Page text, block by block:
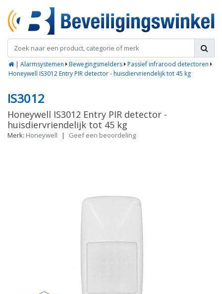
| Alarmsystemen Bewegingsmelders Passief infrarood detectoren
Honeywell IS3012 Entry PIR detector - huisdiervriendelijk tot 45 kg
IS3012
Honeywell IS3012 Entry PIR detector -
huisdiervriendelijk tot 45 kg
Merk: Honeywell | Geef een beoordeling